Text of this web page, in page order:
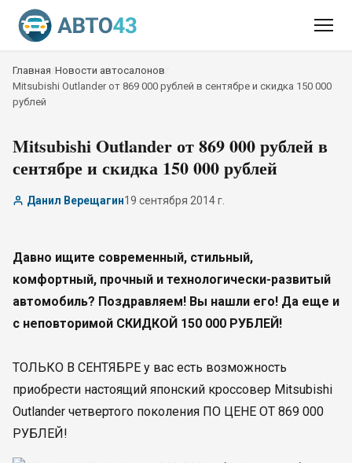
Главная Новости автосалонов
Mitsubishi Outlander от 869 000 рублей в сентябре и скидка 150 000
рублей
Mitsubishi Outlander от 869 000 рублей в
сентябре и скидка 150 000 рублей
Данил Верещагин19 сентября 2014 г.
Давно ищите современный, стильный,
комфортный, прочный и технологически-развитый
автомобиль? Поздравляем! Вы нашли его! Да еще и
с неповторимой СКИДКОЙ 150 000 РУБЛЕЙ!
ТОЛЬКО В СЕНТЯБРЕ у вас есть возможность
приобрести настоящий японский кроссовер Mitsubishi
Outlander четвертого поколения ПО ЦЕНЕ ОТ 869 000
РУБЛЕЙ!